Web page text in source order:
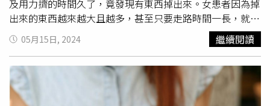
間縮短了10.4小時。由此可見，嚼口香糖既簡單，成本又
低，可成為術後幫助排便的選擇。不過，陳威佑醫師提醒，
部分含有寡醣類的口香糖可能會引發脹氣，建議民眾在透過
嚼口香糖改善術後便秘前，要先經由醫師評估。若在術後或
日常生活中遇到排便困難，也請民眾務必尋求專業醫療協
助，讓醫師根據個人情況提供合適的建議和治療，以便更有
效地管理腸道健康。【延伸閱讀】喝水吃蔬果排便還是卡
及用力擠的時間久了，竟發現有東西掉出來。女患者因為掉
出來的東西越來越大且越多，甚至只要走路時間一長，就會
感覺有東西掉出來而就診。賴依伶請對方在醫院使用廁所
後，發現掉出來的除了痔瘡，還有痔瘡上方的直腸黏膜。賴
依伶指出，這情況會造成大量出血，女患者也確實每次排便
都會不斷流血，甚至有幾次因貧血太嚴重急診。建議女患者
先處理血紅素再解決痔瘡脫垂，也告知不應蹲馬桶超過10分
05月15日, 2024 繼續閱讀